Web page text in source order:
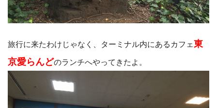
旅行に来たわけじゃなく、ターミナル内にあるカフェ東
京愛らんどのランチへやってきたよ。